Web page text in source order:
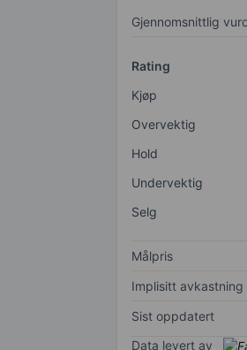
Gjennomsnittlig
Rating
Kjøp
Overvektig
Hold
Undervektig
Selg
Målpris
Implisitt avkastning
Sist oppdatert
Data levert av